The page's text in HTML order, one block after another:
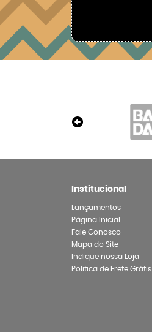
Institucional
Lançamentos
Página Inicial
Fale Conosco
Mapa do Site
Indique nossa Loja
Politica de Frete Grátis